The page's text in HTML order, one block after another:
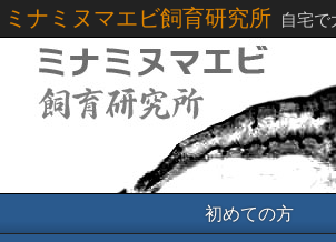
ミナミヌマエビ飼育研究所 自宅で
初めての方